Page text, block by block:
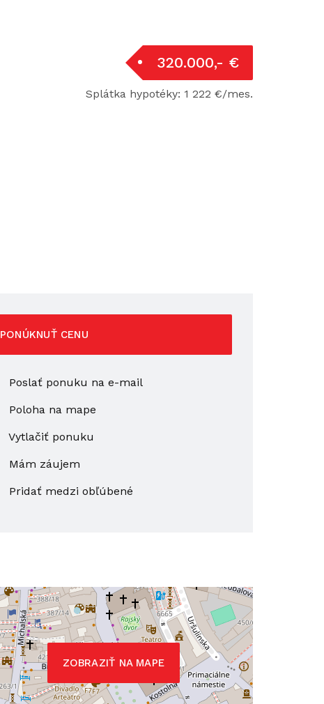
320.000,- €
Splátka hypotéky: 1 222 €/mes.
PONÚKNUŤ CENU
Poslať ponuku na e-mail
Poloha na mape
Vytlačiť ponuku
Mám záujem
Pridať medzi obľúbené
ZOBRAZIŤ NA MAPE